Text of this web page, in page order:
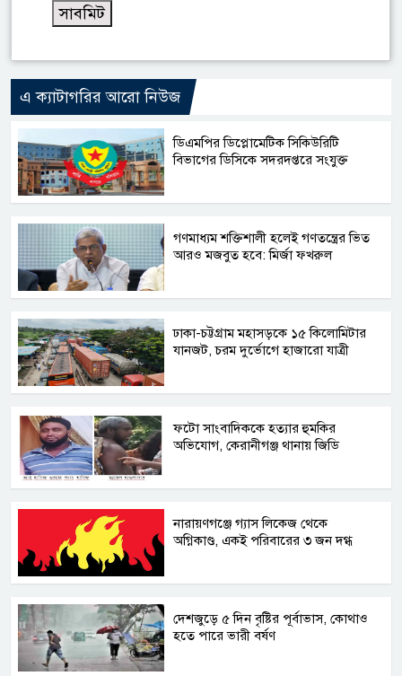
এ ক্যাটাগরির আরো নিউজ
ডিএমপির ডিপ্লোমেটিক সিকিউরিটি
বিভাগের ডিসিকে সদরদপ্তরে সংযুক্ত
গণমাধ্যম শক্তিশালী হলেই গণতন্ত্রের ভিত
আরও মজবুত হবে: মির্জা ফখরুল
ঢাকা-চট্টগ্রাম মহাসড়কে ১৫ কিলোমিটার
যানজট, চরম দুর্ভোগে হাজারো যাত্রী
ফটো সাংবাদিককে হত্যার হুমকির
অভিযোগ, কেরানীগঞ্জ থানায় জিডি
নারায়ণগঞ্জে গ্যাস লিকেজ থেকে
অগ্নিকাণ্ড, একই পরিবারের ৩ জন দগ্ধ
দেশজুড়ে ৫ দিন বৃষ্টির পূর্বাভাস, কোথাও
হতে পারে ভারী বর্ষণ